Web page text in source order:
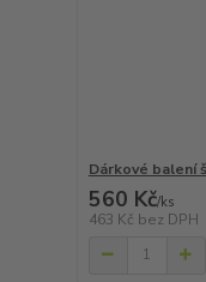
Dárkové balení
560 Kč/ks
463 Kč bez DPH